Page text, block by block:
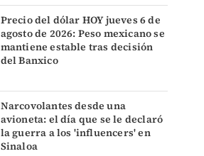
Precio del dólar HOY jueves 6 de
agosto de 2026: Peso mexicano se
mantiene estable tras decisión
del Banxico
Narcovolantes desde una
avioneta: el día que se le declaró
la guerra a los 'influencers' en
Sinaloa